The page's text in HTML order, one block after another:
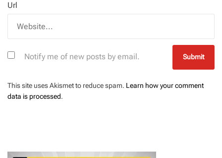
Url
Notify me of new posts by email.
This site uses Akismet to reduce spam. Learn how your comment
data is processed.